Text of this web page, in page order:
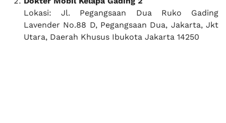
Lokasi: Jl. Pegangsaan Dua Ruko Gading
Lavender No.88 D, Pegangsaan Dua, Jakarta, Jkt
Utara, Daerah Khusus Ibukota Jakarta 14250